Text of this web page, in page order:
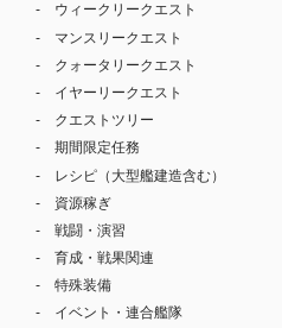
ウィークリークエスト
マンスリークエスト
クォータリークエスト
イヤーリークエスト
クエストツリー
期間限定任務
レシピ（大型艦建造含む）
資源稼ぎ
戦闘・演習
育成・戦果関連
特殊装備
イベント・連合艦隊